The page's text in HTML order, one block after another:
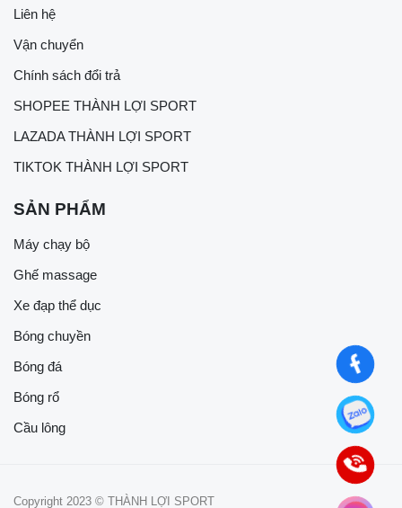
Liên hệ
Vận chuyển
Chính sách đổi trả
SHOPEE THÀNH LỢI SPORT
LAZADA THÀNH LỢI SPORT
TIKTOK THÀNH LỢI SPORT
SẢN PHẨM
Máy chạy bộ
Ghế massage
Xe đạp thể dục
Bóng chuyền
Bóng đá
Bóng rổ
Cầu lông
Copyright 2023 © THÀNH LỢI SPORT